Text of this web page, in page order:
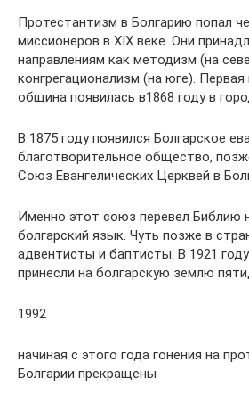
Протестантизм в Болгарию попал
миссионеров в XIX веке. Они
направлениям как методизм (на
конгрегационализм (на юге). Первая
община появилась в1868 году в
В 1875 году появился Болгарское
благотворительное общество,
Союз Евангелических Церквей в
Именно этот союз перевел Библию
болгарский язык. Чуть позже в
адвентисты и баптисты. В 1921
принесли на болгарскую землю
1992
начиная с этого года гонения на
Болгарии прекращены